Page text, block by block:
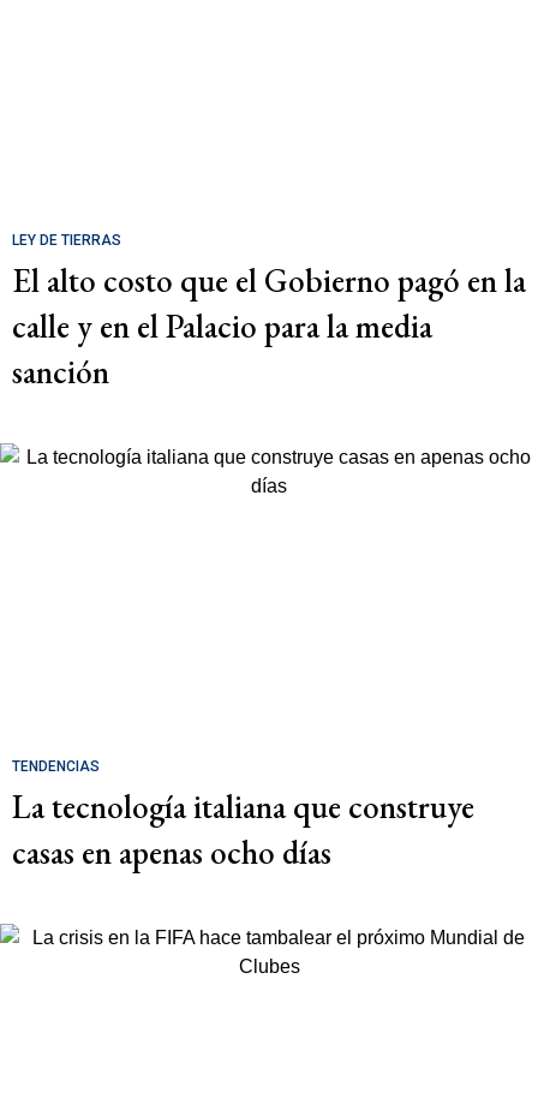
LEY DE TIERRAS
El alto costo que el Gobierno pagó en la
calle y en el Palacio para la media
sanción
TENDENCIAS
La tecnología italiana que construye
casas en apenas ocho días